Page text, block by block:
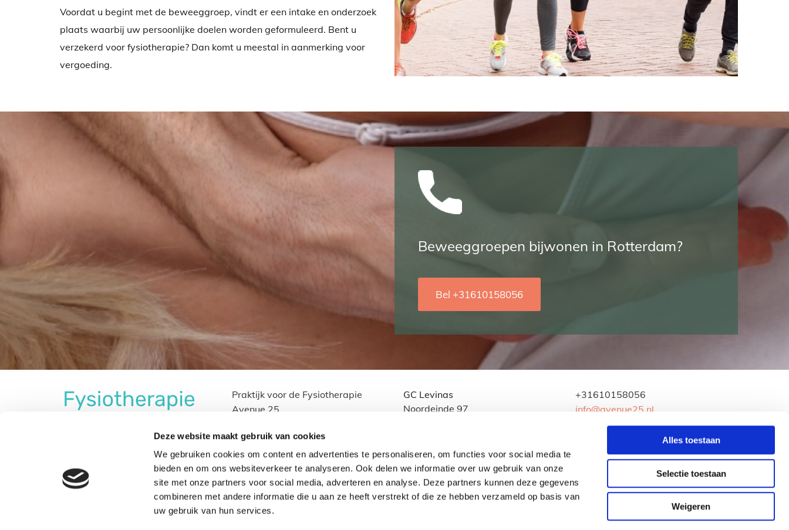
Deze website maakt gebruik van cookies
We gebruiken cookies om content en advertenties te personaliseren, om functies voor social media te
bieden en om ons websiteverkeer te analyseren. Ook delen we informatie over uw gebruik van onze
site met onze partners voor social media, adverteren en analyse. Deze partners kunnen deze gegevens
combineren met andere informatie die u aan ze heeft verstrekt of die ze hebben verzameld op basis van
uw gebruik van hun services.
Alles toestaan
Selectie toestaan
Weigeren
Voordat u begint met de beweeggroep, vindt er een intake en onderzoek
plaats waarbij uw persoonlijke doelen worden geformuleerd. Bent u
verzekerd voor fysiotherapie? Dan komt u meestal in aanmerking voor
vergoeding.
Beweeggroepen bijwonen in Rotterdam?
Bel +31610158056
Praktijk voor de Fysiotherapie
Avenue 25
3062LB Rotterdam
GC Levinas
Noordeinde 97
+31610158056
info@avenue25.nl
KVK: 92656544